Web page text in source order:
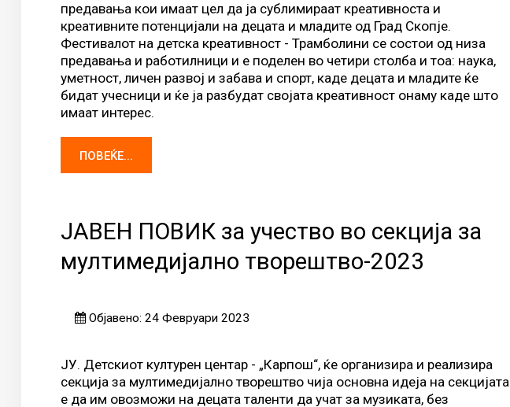
предaвања кои имаат цел да ја сублимираат креативноста и
креативните потенцијали на децата и младите од Град Скопје.
Фестивалот на детска креативност - Трамболини се состои од низа
предавања и работилници и е поделен во четири столба и тоа: наука,
уметност, личен развој и забава и спорт, каде децата и младите ќе
бидат учесници и ќе ја разбудат својата креативност онаму каде што
имаат интерес.
ПОВЕЌЕ...
ЈАВЕН ПОВИК за учество во секција за
мултимедијално творештво-2023
Објавено: 24 Февруари 2023
ЈУ. Детскиот културен центар - „Карпош“, ќе организира и реализира
секција за мултимедијално творештво чија основна идеја на секцијата
е да им овозможи на децата таленти да учат за музиката, без